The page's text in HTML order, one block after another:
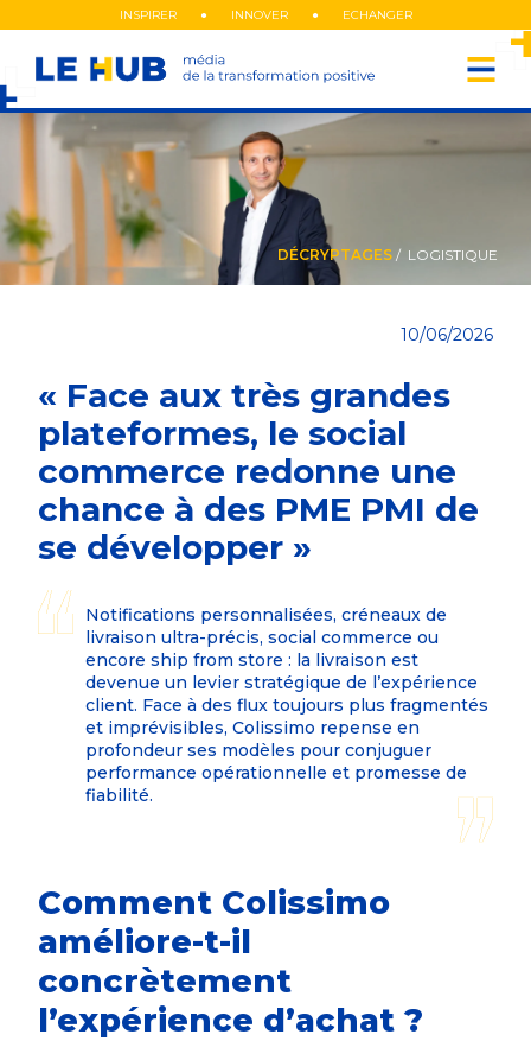
contenu
principal
INSPIRER INNOVER ECHANGER
DÉCRYPTAGES / LOGISTIQUE
« Face aux très grandes
plateformes, le social
commerce redonne une
chance à des PME PMI de
se développer »
10/06/2026
Notifications personnalisées, créneaux de
livraison ultra-précis, social commerce ou
encore ship from store : la livraison est
devenue un levier stratégique de l’expérience
client. Face à des flux toujours plus fragmentés
et imprévisibles, Colissimo repense en
profondeur ses modèles pour conjuguer
performance opérationnelle et promesse de
fiabilité.
Comment Colissimo
améliore-t-il
concrètement
l’expérience d’achat ?